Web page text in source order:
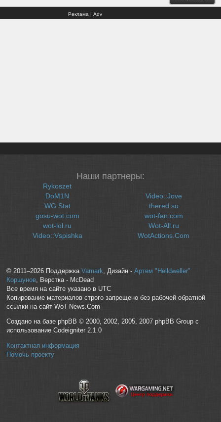
Реклама | Adv
Наши партнеры:
Rykoszet
DoM1N
WG Stat
gosu-wot.com
wot-lol.ru
Video::Vspishka
Video::Jove
thered.su
wot-fan.com
Wot-All.ru
WotActions.Com
© 2011–2026 Поддержка Vamark, Дизайн - Артем "Helldweller"
Коршунов, Верстка - McDead
Все время на сайте указано в UTC
Копирование материалов строго запрещено без рабочей обратной
ссылки на сайт WoT-News.Com
Создано на базе phpBB © 2000, 2002, 2005, 2007 phpBB Group с
использование Codeigniter 2.1.0
Контактная информация
Помочь проекту